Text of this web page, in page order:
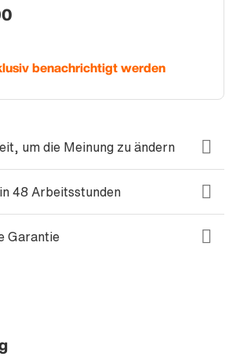
benachrichtigt werden
um die Meinung zu ändern
48 Arbeitsstunden
Garantie